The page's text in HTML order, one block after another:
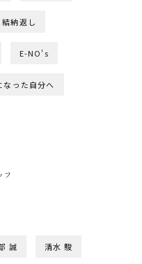
納返し
E-NO's
なった自分へ
フ
誠 清水 駿